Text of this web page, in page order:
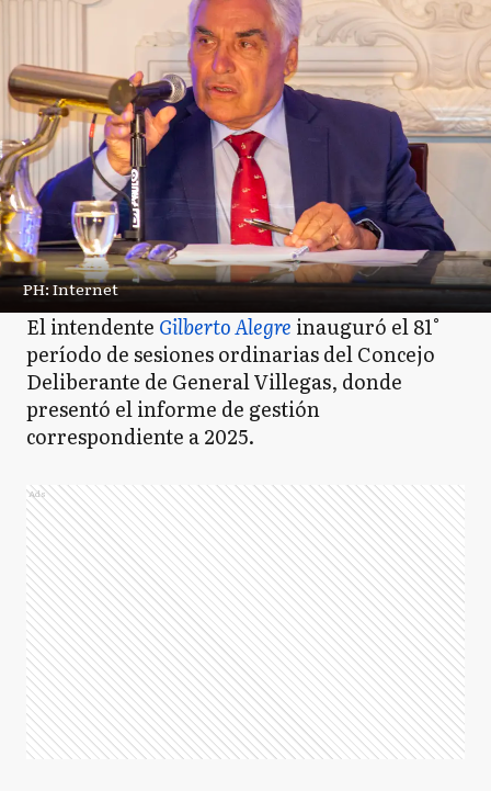
PH: Internet
El intendente Gilberto Alegre inauguró el 81°
período de sesiones ordinarias del Concejo
Deliberante de General Villegas, donde
presentó el informe de gestión
correspondiente a 2025.
Ads